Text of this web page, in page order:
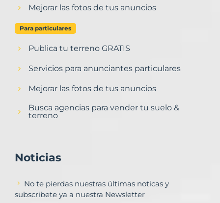
Mejorar las fotos de tus anuncios
Para particulares
Publica tu terreno GRATIS
Servicios para anunciantes particulares
Mejorar las fotos de tus anuncios
Busca agencias para vender tu suelo &
terreno
Noticias
No te pierdas nuestras últimas noticas y
subscribete ya a nuestra Newsletter